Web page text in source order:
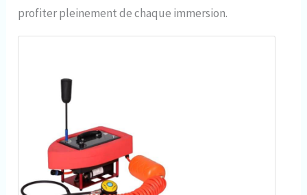
profiter pleinement de chaque immersion.